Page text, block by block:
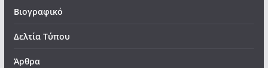
Βιογραφικό
Δελτία Τύπου
Άρθρα